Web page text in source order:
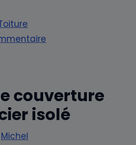
couverture
isolé
Michel